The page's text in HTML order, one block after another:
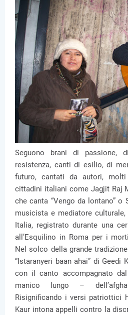
Seguono brani di passione,
resistenza, canti di esilio, di
futuro, cantati da autori,
cittadini italiani come Jagjit Raj
che canta “Vengo da lontano” o
musicista e mediatore
Italia, registrato durante una
all’Esquilino in Roma per i
Nel solco della grande
“Istaranyeri baan ahai” di Geedi
con il canto accompagnato
manico lungo –
Risignificando i versi patriottici
Kaur intona appelli contro la